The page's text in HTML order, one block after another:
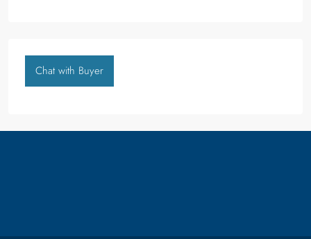
Chat with Buyer